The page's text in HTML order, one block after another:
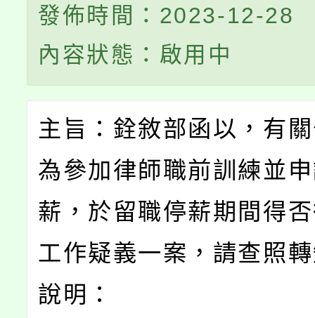
發佈時間：2023-12-28
內容狀態：啟用中
主旨：銓敘部函以，有
為參加律師職前訓練並
薪，於留職停薪期間得
工作疑義一案，請查照
說明：